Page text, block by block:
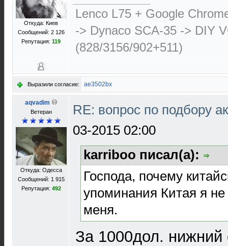
Откуда: Киев
Сообщений: 2 126
Репутация: 119
Lenco L75 + Google
-> Dynaco SCA-35 -> DIY
(828/3156/902+511)
Выразили согласие: ae3502bx
aqvadim
Ветеран
Откуда: Одесса
Сообщений: 1 915
Репутация: 492
RE: вопрос по подбору
03-2015 02:00
karriboo писал(а):
Господа, почему
упоминания Китая я
меня.
За 1000дол.